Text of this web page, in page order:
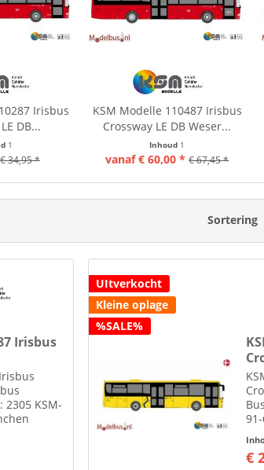
Irisbus
DB...
1
€ 34,95 *
KSM Modelle 110487 Irisbus
Crossway LE DB Weser...
Inhoud 1
vanaf € 60,00 * € 67,45 *
Sortering
Irisbus
KSM-
op
UItverkocht
Kleine oplage
%SALE%
€